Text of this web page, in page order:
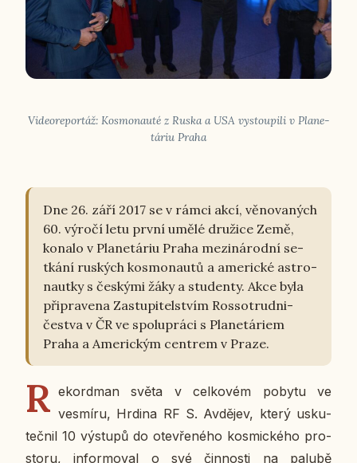
Vi­deo­re­por­táž: Kos­mo­nau­té z Ruska a USA vy­stou­pi­li v Pla­ne­
táriu Praha
Dne 26. září 2017 se v rámci akcí, vě­no­va­ných
60. výročí letu první umělé dru­ži­ce Země,
konalo v Pla­ne­táriu Praha me­zi­ná­rod­ní se­
tká­ní rus­kých kos­mo­nau­tů a ame­ric­ké as­t­ro­
naut­ky s čes­ký­mi žáky a stu­den­ty. Akce byla
při­pra­ve­na Za­stu­pi­tel­stvím Ros­so­trud­ni­
čestva v ČR ve spo­lu­prá­ci s Pla­ne­tári­em
Praha a Ame­ric­kým cen­t­rem v Praze.
R e­kord­man světa v cel­ko­vém pobytu ve
vesmí­ru, Hrdina RF S. Av­dě­jev, který usku­
teč­nil 10 vý­stu­pů do ote­vře­né­ho kos­mic­ké­ho pro­
sto­ru, in­for­mo­val o své čin­nos­ti na palubě